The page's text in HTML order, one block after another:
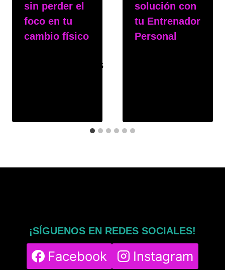
sin perder el
foco en tu
cambio físico
15 de diciembre de 2025
solución con
tu Entrenador
Personal
¡SÍGUENOS EN REDES SOCIALES!
Facebook Instagram